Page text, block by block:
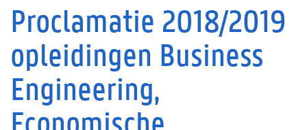
Proclamatie 2018/2019
opleidingen Business
Engineering,